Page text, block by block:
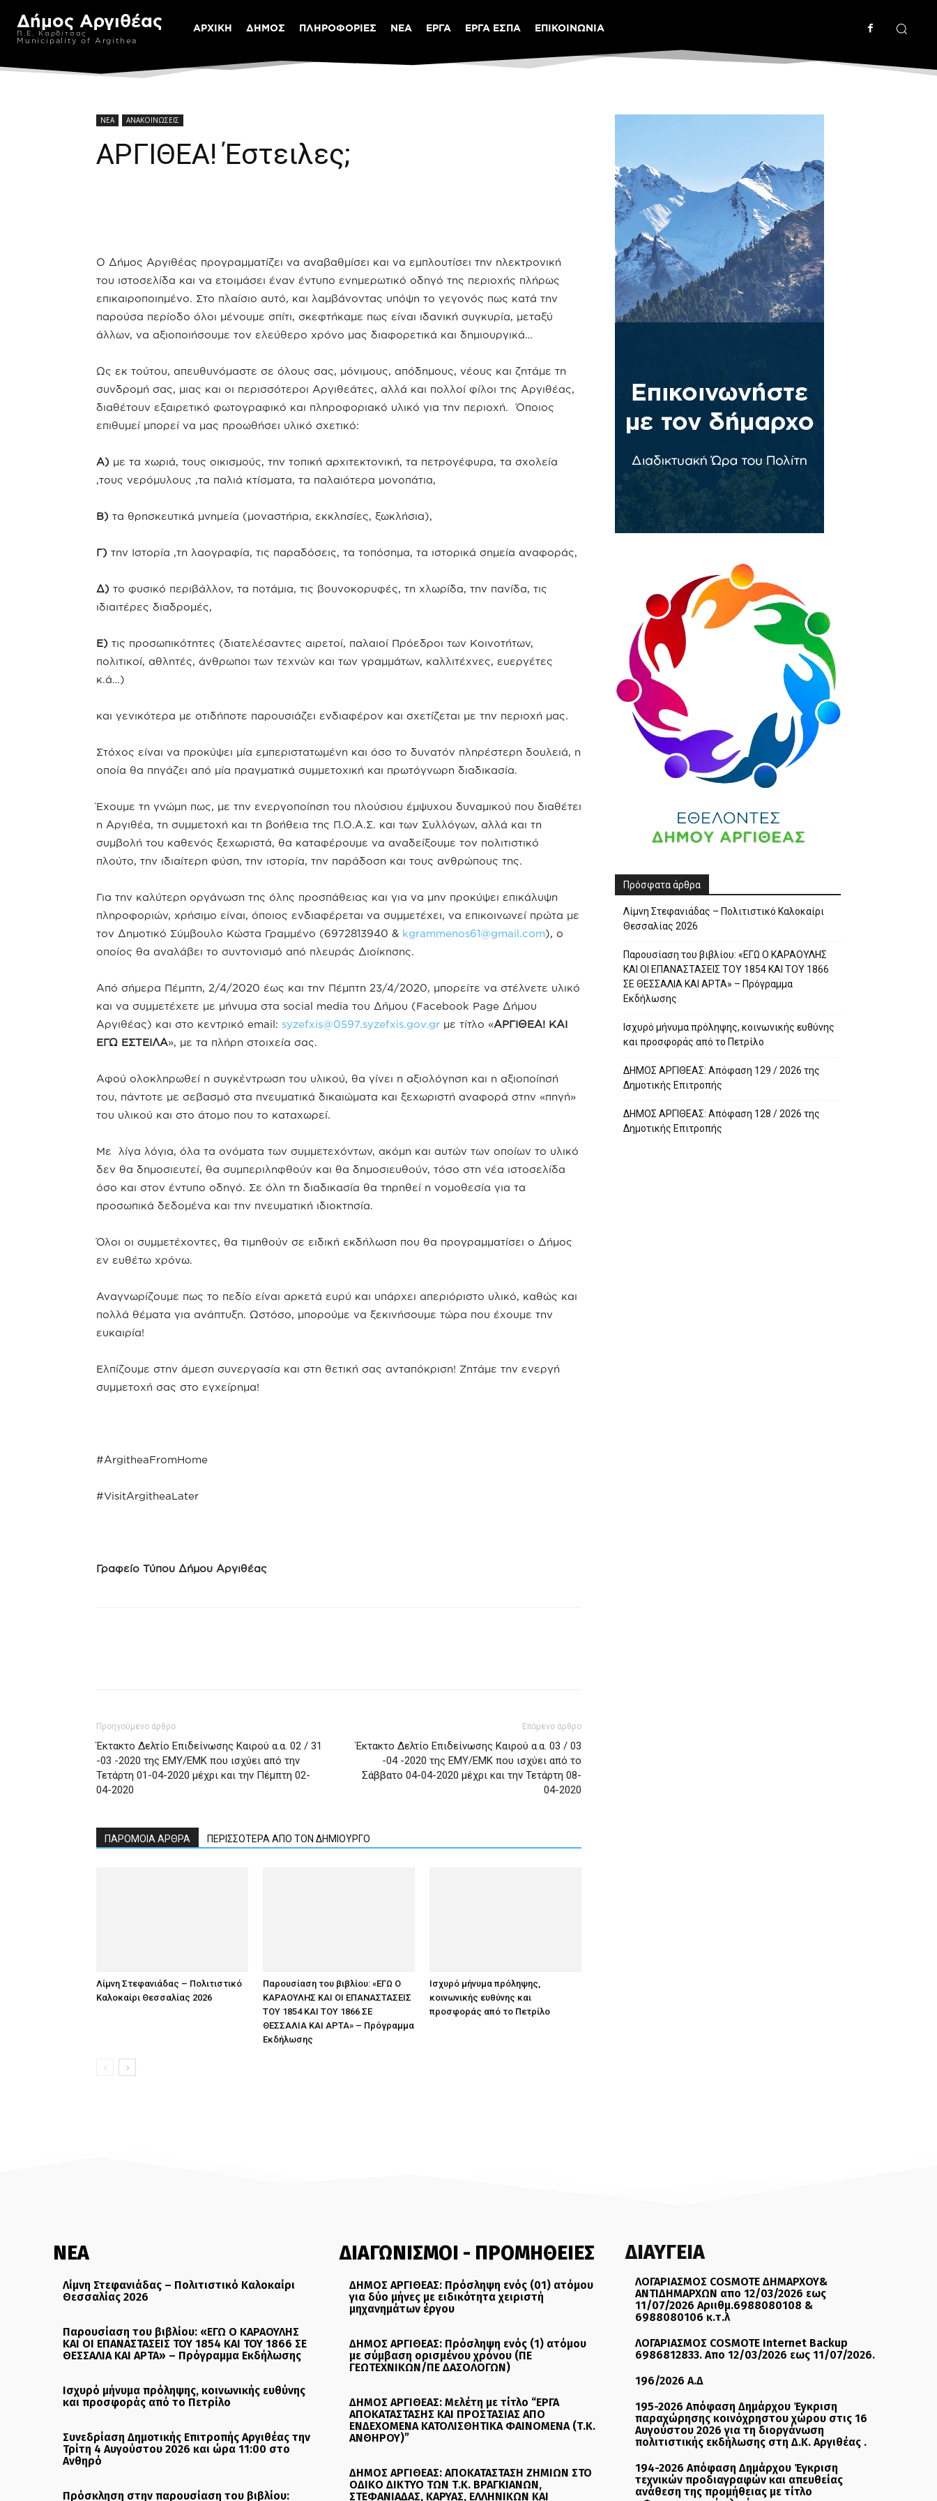
Δήμος Αργιθέας
Π.Ε. Καρδίτσας
Municipality of Argithea
ΑΡΧΙΚΗ ΔΗΜΟΣ ΠΛΗΡΟΦΟΡΙΕΣ ΝΕΑ ΕΡΓΑ ΕΡΓΑ ΕΣΠΑ ΕΠΙΚΟΙΝΩΝΙΑ
ΝΕΑ ΑΝΑΚΟΙΝΩΣΕΙΣ
ΑΡΓΙΘΕΑ! Έστειλες;
Ο Δήμος Αργιθέας προγραμματίζει να αναβαθμίσει και να εμπλουτίσει την ηλεκτρονική
του ιστοσελίδα και να ετοιμάσει έναν έντυπο ενημερωτικό οδηγό της περιοχής πλήρως
επικαιροποιημένο. Στο πλαίσιο αυτό, και λαμβάνοντας υπόψη το γεγονός πως κατά την
παρούσα περίοδο όλοι μένουμε σπίτι, σκεφτήκαμε πως είναι ιδανική συγκυρία, μεταξύ
άλλων, να αξιοποιήσουμε τον ελεύθερο χρόνο μας διαφορετικά και δημιουργικά…
Ως εκ τούτου, απευθυνόμαστε σε όλους σας, μόνιμους, απόδημους, νέους και ζητάμε τη
συνδρομή σας, μιας και οι περισσότεροι Αργιθεάτες, αλλά και πολλοί φίλοι της Αργιθέας,
διαθέτουν εξαιρετικό φωτογραφικό και πληροφοριακό υλικό για την περιοχή. Όποιος
επιθυμεί μπορεί να μας προωθήσει υλικό σχετικό:
Α) με τα χωριά, τους οικισμούς, την τοπική αρχιτεκτονική, τα πετρογέφυρα, τα σχολεία
,τους νερόμυλους ,τα παλιά κτίσματα, τα παλαιότερα μονοπάτια,
Β) τα θρησκευτικά μνημεία (μοναστήρια, εκκλησίες, ξωκλήσια),
Γ) την Ιστορία ,τη λαογραφία, τις παραδόσεις, τα τοπόσημα, τα ιστορικά σημεία αναφοράς,
Δ) το φυσικό περιβάλλον, τα ποτάμια, τις βουνοκορυφές, τη χλωρίδα, την πανίδα, τις
ιδιαιτέρες διαδρομές,
Ε) τις προσωπικότητες (διατελέσαντες αιρετοί, παλαιοί Πρόεδροι των Κοινοτήτων,
πολιτικοί, αθλητές, άνθρωποι των τεχνών και των γραμμάτων, καλλιτέχνες, ευεργέτες
κ.ά…)
και γενικότερα με οτιδήποτε παρουσιάζει ενδιαφέρον και σχετίζεται με την περιοχή μας.
Στόχος είναι να προκύψει μία εμπεριστατωμένη και όσο το δυνατόν πληρέστερη δουλειά, η
οποία θα πηγάζει από μία πραγματικά συμμετοχική και πρωτόγνωρη διαδικασία.
Έχουμε τη γνώμη πως, με την ενεργοποίηση του πλούσιου έμψυχου δυναμικού που διαθέτει
η Αργιθέα, τη συμμετοχή και τη βοήθεια της Π.Ο.Α.Σ. και των Συλλόγων, αλλά και τη
συμβολή του καθενός ξεχωριστά, θα καταφέρουμε να αναδείξουμε τον πολιτιστικό
πλούτο, την ιδιαίτερη φύση, την ιστορία, την παράδοση και τους ανθρώπους της.
Για την καλύτερη οργάνωση της όλης προσπάθειας και για να μην προκύψει επικάλυψη
πληροφοριών, χρήσιμο είναι, όποιος ενδιαφέρεται να συμμετέχει, να επικοινωνεί πρώτα με
τον Δημοτικό Σύμβουλο Κώστα Γραμμένο (6972813940 & kgrammenos61@gmail.com), ο
οποίος θα αναλάβει το συντονισμό από πλευράς Διοίκησης.
Από σήμερα Πέμπτη, 2/4/2020 έως και την Πέμπτη 23/4/2020, μπορείτε να στέλνετε υλικό
και να συμμετέχετε με μήνυμα στα social media του Δήμου (Facebook Page Δήμου
Αργιθέας) και στο κεντρικό email: syzefxis@0597.syzefxis.gov.gr με τίτλο «ΑΡΓΙΘΕΑ! ΚΑΙ
ΕΓΩ ΕΣΤΕΙΛΑ», με τα πλήρη στοιχεία σας.
Αφού ολοκληρωθεί η συγκέντρωση του υλικού, θα γίνει η αξιολόγηση και η αξιοποίησή
του, πάντοτε με σεβασμό στα πνευματικά δικαιώματα και ξεχωριστή αναφορά στην «πηγή»
του υλικού και στο άτομο που το καταχωρεί.
Με λίγα λόγια, όλα τα ονόματα των συμμετεχόντων, ακόμη και αυτών των οποίων το υλικό
δεν θα δημοσιευτεί, θα συμπεριληφθούν και θα δημοσιευθούν, τόσο στη νέα ιστοσελίδα
όσο και στον έντυπο οδηγό. Σε όλη τη διαδικασία θα τηρηθεί η νομοθεσία για τα
προσωπικά δεδομένα και την πνευματική ιδιοκτησία.
Όλοι οι συμμετέχοντες, θα τιμηθούν σε ειδική εκδήλωση που θα προγραμματίσει ο Δήμος
εν ευθέτω χρόνω.
Αναγνωρίζουμε πως το πεδίο είναι αρκετά ευρύ και υπάρχει απεριόριστο υλικό, καθώς και
πολλά θέματα για ανάπτυξη. Ωστόσο, μπορούμε να ξεκινήσουμε τώρα που έχουμε την
ευκαιρία!
Ελπίζουμε στην άμεση συνεργασία και στη θετική σας ανταπόκριση! Ζητάμε την ενεργή
συμμετοχή σας στο εγχείρημα!
#ArgitheaFromHome
#VisitArgitheaLater
Γραφείο Τύπου Δήμου Αργιθέας
Προηγούμενο άρθρο
Έκτακτο Δελτίο Επιδείνωσης Καιρού α.α. 02 / 31
-03 -2020 της ΕΜΥ/ΕΜΚ που ισχύει από την
Τετάρτη 01-04-2020 μέχρι και την Πέμπτη 02-
04-2020
Επόμενο άρθρο
Έκτακτο Δελτίο Επιδείνωσης Καιρού α.α. 03 / 03
-04 -2020 της ΕΜΥ/ΕΜΚ που ισχύει από το
Σάββατο 04-04-2020 μέχρι και την Τετάρτη 08-
04-2020
ΠΑΡΟΜΟΙΑ ΑΡΘΡΑ ΠΕΡΙΣΣΟΤΕΡΑ ΑΠΟ ΤΟΝ ΔΗΜΙΟΥΡΓΟ
Λίμνη Στεφανιάδας – Πολιτιστικό
Καλοκαίρι Θεσσαλίας 2026
Παρουσίαση του βιβλίου: «ΕΓΩ Ο
ΚΑΡΑΟΥΛΗΣ ΚΑΙ ΟΙ ΕΠΑΝΑΣΤΑΣΕΙΣ
ΤΟΥ 1854 ΚΑΙ ΤΟΥ 1866 ΣΕ
ΘΕΣΣΑΛΙΑ ΚΑΙ ΑΡΤΑ» – Πρόγραμμα
Εκδήλωσης
Ισχυρό μήνυμα πρόληψης,
κοινωνικής ευθύνης και
προσφοράς από το Πετρίλο
Πρόσφατα άρθρα
Λίμνη Στεφανιάδας – Πολιτιστικό Καλοκαίρι
Θεσσαλίας 2026
Παρουσίαση του βιβλίου: «ΕΓΩ Ο ΚΑΡΑΟΥΛΗΣ
ΚΑΙ ΟΙ ΕΠΑΝΑΣΤΑΣΕΙΣ ΤΟΥ 1854 ΚΑΙ ΤΟΥ 1866
ΣΕ ΘΕΣΣΑΛΙΑ ΚΑΙ ΑΡΤΑ» – Πρόγραμμα
Εκδήλωσης
Ισχυρό μήνυμα πρόληψης, κοινωνικής ευθύνης
και προσφοράς από το Πετρίλο
ΔΗΜΟΣ ΑΡΓΙΘΕΑΣ: Απόφαση 129 / 2026 της
Δημοτικής Επιτροπής
ΔΗΜΟΣ ΑΡΓΙΘΕΑΣ: Απόφαση 128 / 2026 της
Δημοτικής Επιτροπής
ΝΕΑ
Λίμνη Στεφανιάδας – Πολιτιστικό Καλοκαίρι
Θεσσαλίας 2026
Παρουσίαση του βιβλίου: «ΕΓΩ Ο ΚΑΡΑΟΥΛΗΣ
ΚΑΙ ΟΙ ΕΠΑΝΑΣΤΑΣΕΙΣ ΤΟΥ 1854 ΚΑΙ ΤΟΥ 1866 ΣΕ
ΘΕΣΣΑΛΙΑ ΚΑΙ ΑΡΤΑ» – Πρόγραμμα Εκδήλωσης
Ισχυρό μήνυμα πρόληψης, κοινωνικής ευθύνης
και προσφοράς από το Πετρίλο
Συνεδρίαση Δημοτικής Επιτροπής Αργιθέας την
Τρίτη 4 Αυγούστου 2026 και ώρα 11:00 στο
Ανθηρό
Πρόσκληση στην παρουσίαση του βιβλίου:
ΔΙΑΓΩΝΙΣΜΟΙ - ΠΡΟΜΗΘΕΙΕΣ
ΔΗΜΟΣ ΑΡΓΙΘΕΑΣ: Πρόσληψη ενός (01) ατόμου
για δύο μήνες με ειδικότητα χειριστή
μηχανημάτων έργου
ΔΗΜΟΣ ΑΡΓΙΘΕΑΣ: Πρόσληψη ενός (1) ατόμου
με σύμβαση ορισμένου χρόνου (ΠΕ
ΓΕΩΤΕΧΝΙΚΩΝ/ΠΕ ΔΑΣΟΛΟΓΩΝ)
ΔΗΜΟΣ ΑΡΓΙΘΕΑΣ: Μελέτη με τίτλο “ΕΡΓΑ
ΑΠΟΚΑΤΑΣΤΑΣΗΣ ΚΑΙ ΠΡΟΣΤΑΣΙΑΣ ΑΠΟ
ΕΝΔΕΧΟΜΕΝΑ ΚΑΤΟΛΙΣΘΗΤΙΚΑ ΦΑΙΝΟΜΕΝΑ (Τ.Κ.
ΑΝΘΗΡΟΥ)”
ΔΗΜΟΣ ΑΡΓΙΘΕΑΣ: ΑΠΟΚΑΤΑΣΤΑΣΗ ΖΗΜΙΩΝ ΣΤΟ
ΟΔΙΚΟ ΔΙΚΤΥΟ ΤΩΝ Τ.Κ. ΒΡΑΓΚΙΑΝΩΝ,
ΣΤΕΦΑΝΙΑΔΑΣ, ΚΑΡΥΑΣ, ΕΛΛΗΝΙΚΩΝ ΚΑΙ
ΔΙΑΥΓΕΙΑ
ΛΟΓΑΡΙΑΣΜΟΣ COSMOTE ΔΗΜΑΡΧΟΥ&
ΑΝΤΙΔΗΜΑΡΧΩΝ απο 12/03/2026 εως
11/07/2026 Αριιθμ.6988080108 &
6988080106 κ.τ.λ
ΛΟΓΑΡΙΑΣΜΟΣ COSMOTE Internet Backup
6986812833. Απο 12/03/2026 εως 11/07/2026.
196/2026 Α.Δ
195-2026 Απόφαση Δημάρχου Έγκριση
παραχώρησης κοινόχρηστου χώρου στις 16
Αυγούστου 2026 για τη διοργάνωση
πολιτιστικής εκδήλωσης στη Δ.Κ. Αργιθέας .
194-2026 Απόφαση Δημάρχου Έγκριση
τεχνικών προδιαγραφών και απευθείας
ανάθεση της προμήθειας με τίτλο